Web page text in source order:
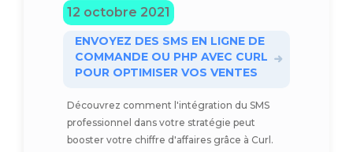
12 octobre 2021
ENVOYEZ DES SMS EN LIGNE DE
COMMANDE OU PHP AVEC CURL
POUR OPTIMISER VOS VENTES
Découvrez comment l'intégration du SMS
professionnel dans votre stratégie peut
booster votre chiffre d'affaires grâce à Curl.